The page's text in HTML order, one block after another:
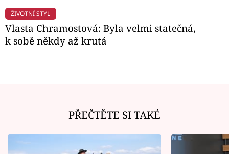
ŽIVOTNÍ STYL
Vlasta Chramostová: Byla velmi statečná,
k sobě někdy až krutá
PŘEČTĚTE SI TAKÉ